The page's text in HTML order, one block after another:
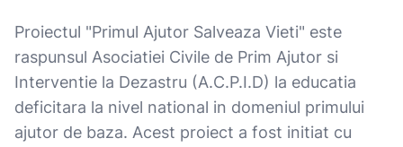
Proiectul "Primul Ajutor Salveaza Vieti" este
raspunsul Asociatiei Civile de Prim Ajutor si
Interventie la Dezastru (A.C.P.I.D) la educatia
deficitara la nivel national in domeniul primului
ajutor de baza. Acest proiect a fost initiat cu